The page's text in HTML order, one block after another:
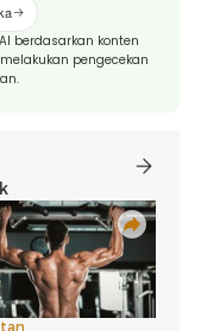
berdasarkan konten
pengecekan